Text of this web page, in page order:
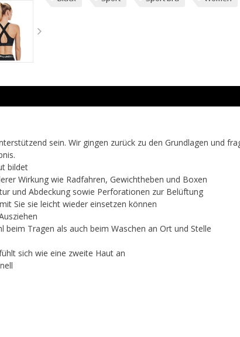
sein. Wir gingen zurück zu den Grundlagen und
bildet
Wirkung wie Radfahren, Gewichtheben und Boxen
und Abdeckung sowie Perforationen zur Belüftung
Sie sie leicht wieder einsetzen können
Tragen als auch beim Waschen an Ort und Stelle
sich wie eine zweite Haut an